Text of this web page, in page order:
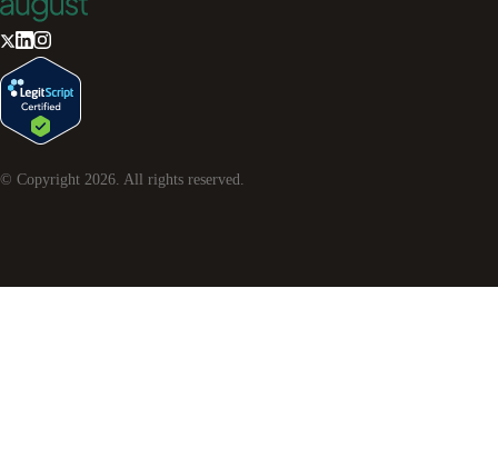
© Copyright 2026 . All rights reserved.